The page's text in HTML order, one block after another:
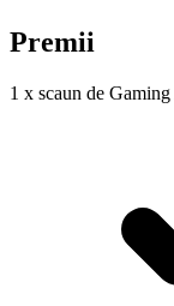
Premii
1 x scaun de